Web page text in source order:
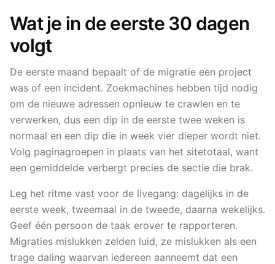
Wat je in de eerste 30 dagen
volgt
De eerste maand bepaalt of de migratie een project
was of een incident. Zoekmachines hebben tijd nodig
om de nieuwe adressen opnieuw te crawlen en te
verwerken, dus een dip in de eerste twee weken is
normaal en een dip die in week vier dieper wordt niet.
Volg paginagroepen in plaats van het sitetotaal, want
een gemiddelde verbergt precies de sectie die brak.
Leg het ritme vast voor de livegang: dagelijks in de
eerste week, tweemaal in de tweede, daarna wekelijks.
Geef één persoon de taak erover te rapporteren.
Migraties mislukken zelden luid, ze mislukken als een
trage daling waarvan iedereen aanneemt dat een